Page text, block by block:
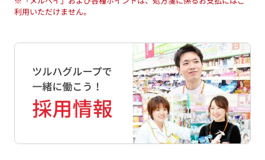
利用いただけません。